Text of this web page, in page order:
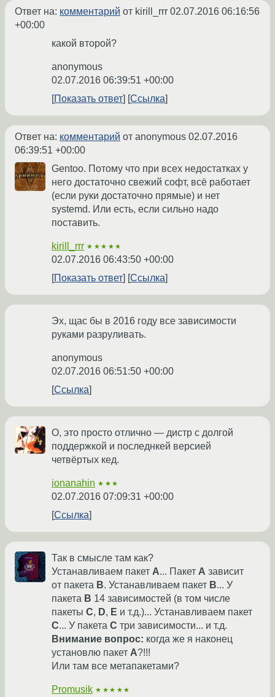
Ответ на: комментарий от kirill_rrr 02.07.2016 06:16:56
+00:00
какой второй?
anonymous
02.07.2016 06:39:51 +00:00
Показать ответ
Ссылка
Ответ на: комментарий от anonymous 02.07.2016
06:39:51 +00:00
Gentoo. Потому что при всех недостатках у
него достаточно свежий софт, всё работает
(если руки достаточно прямые) и нет
systemd. Или есть, если сильно надо
поставить.
kirill_rrr ★★★★★
02.07.2016 06:43:50 +00:00
Показать ответ
Ссылка
Эх, щас бы в 2016 году все зависимости
руками разруливать.
anonymous
02.07.2016 06:51:50 +00:00
Ссылка
О, это просто отлично — дистр с долгой
поддержкой и последнкей версией
четвёртых кед.
ionanahin ★★★
02.07.2016 07:09:31 +00:00
Ссылка
Так в смысле там как?
Устанавливаем пакет A... Пакет A зависит
от пакета B. Устанавливаем пакет B... У
пакета B 14 зависимостей (в том числе
пакеты C, D, E и т.д.)... Устанавливаем пакет
C... У пакета C три зависимости... и т.д.
Внимание вопрос: когда же я наконец
установлю пакет A?!!!
Или там все метапакетами?
Promusik ★★★★★